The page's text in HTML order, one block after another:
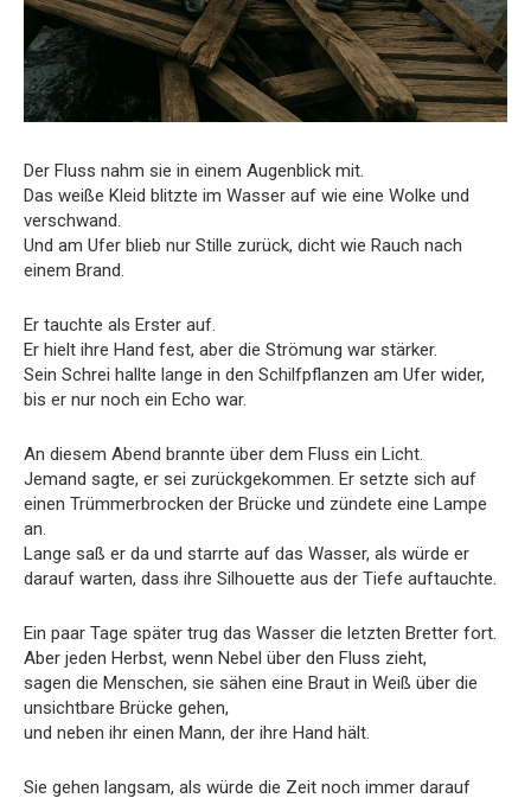
Der Fluss nahm sie in einem Augenblick mit.
Das weiße Kleid blitzte im Wasser auf wie eine Wolke und
verschwand.
Und am Ufer blieb nur Stille zurück, dicht wie Rauch nach
einem Brand.
Er tauchte als Erster auf.
Er hielt ihre Hand fest, aber die Strömung war stärker.
Sein Schrei hallte lange in den Schilfpflanzen am Ufer wider,
bis er nur noch ein Echo war.
An diesem Abend brannte über dem Fluss ein Licht.
Jemand sagte, er sei zurückgekommen. Er setzte sich auf
einen Trümmerbrocken der Brücke und zündete eine Lampe
an.
Lange saß er da und starrte auf das Wasser, als würde er
darauf warten, dass ihre Silhouette aus der Tiefe auftauchte.
Ein paar Tage später trug das Wasser die letzten Bretter fort.
Aber jeden Herbst, wenn Nebel über den Fluss zieht,
sagen die Menschen, sie sähen eine Braut in Weiß über die
unsichtbare Brücke gehen,
und neben ihr einen Mann, der ihre Hand hält.
Sie gehen langsam, als würde die Zeit noch immer darauf